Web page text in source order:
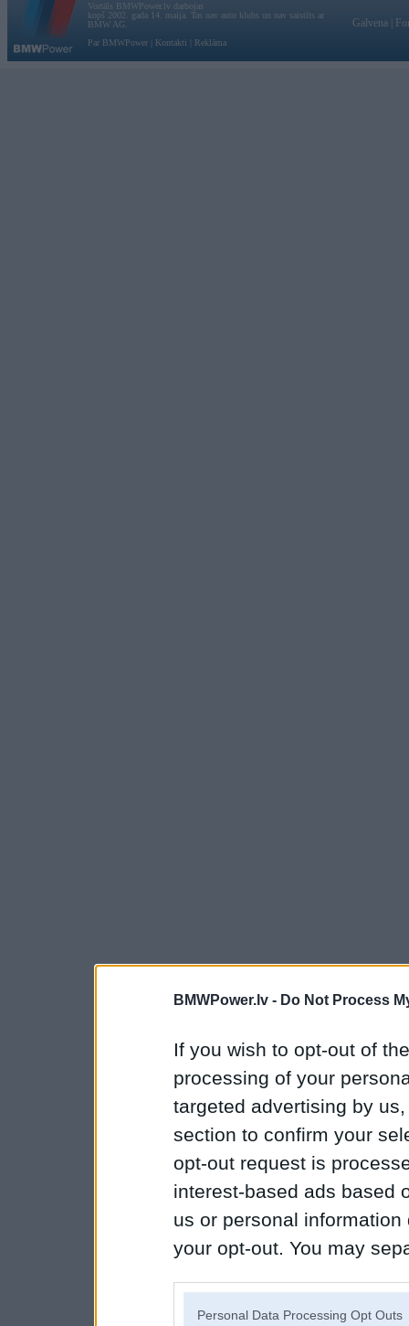
BMWPower.lv - Do Not Process
If you wish to opt-out of
processing of your
targeted advertising by
section to confirm your
opt-out request is
interest-based ads based
us or personal
your opt-out. You may
Personal Data Processing Opt Outs
Vortāls BMWPower.lv darbojas
kopš 2002. gada 14. maija. Tas nav auto klubs un nav saistīts ar
BMW AG.
Par BMWPower
Kontakti Reklāma
Galvena